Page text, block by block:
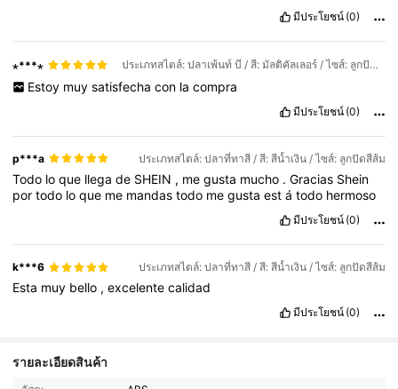
มีประโยชน์ (0)
⋆***⋆ ประเภทสไตล์: ปลาเพ้นท์ บี / สี: มัลติคัลเลอร์ / ไซส์: ลูกปัดสีส้ม
Estoy muy satisfecha con la compra
มีประโยชน์ (0)
p***a ประเภทสไตล์: ปลาที่ทาสี / สี: สีน้ำเงิน / ไซส์: ลูกปัดสีส้ม
Todo loque llegade SHEIN , megusta mucho .Gracias Shein
portodo loque me mandastodo megustaestátodo hermoso
มีประโยชน์ (0)
k***6 ประเภทสไตล์: ปลาที่ทาสี / สี: สีน้ำเงิน / ไซส์: ลูกปัดสีส้ม
Esta muy bello ,excelentecalidad
มีประโยชน์ (0)
รายละเอียดสินค้า